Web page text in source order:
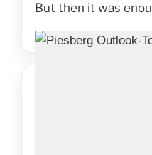
But then it was